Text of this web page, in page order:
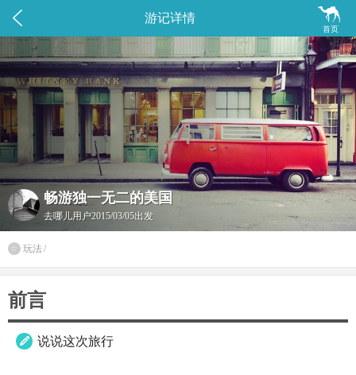
 
首页
游记详情
畅游独一无二的美国
去哪儿用户2015/03/05出发
 玩法 /
前言
 说说这次旅行